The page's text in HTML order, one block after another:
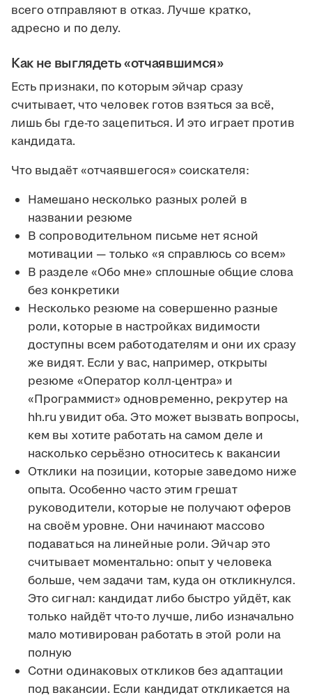
всего отправляют в отказ. Лучше кратко,
адресно и по делу.
Как не выглядеть «отчаявшимся»
Есть признаки, по которым эйчар сразу
считывает, что человек готов взяться за всё,
лишь бы где-то зацепиться. И это играет против
кандидата.
Что выдаёт «отчаявшегося» соискателя:
Намешано несколько разных ролей в
названии резюме
В сопроводительном письме нет ясной
мотивации — только «я справлюсь со всем»
В разделе «Обо мне» сплошные общие слова
без конкретики
Несколько резюме на совершенно разные
роли, которые в настройках видимости
доступны всем работодателям и они их сразу
же видят. Если у вас, например, открыты
резюме «Оператор колл-центра» и
«Программист» одновременно, рекрутер на
hh.ru увидит оба. Это может вызвать вопросы,
кем вы хотите работать на самом деле и
насколько серьёзно относитесь к вакансии
Отклики на позиции, которые заведомо ниже
опыта. Особенно часто этим грешат
руководители, которые не получают оферов
на своём уровне. Они начинают массово
подаваться на линейные роли. Эйчар это
считывает моментально: опыт у человека
больше, чем задачи там, куда он откликнулся.
Это сигнал: кандидат либо быстро уйдёт, как
только найдёт что-то лучше, либо изначально
мало мотивирован работать в этой роли на
полную
Сотни одинаковых откликов без адаптации
под вакансии. Если кандидат откликается на